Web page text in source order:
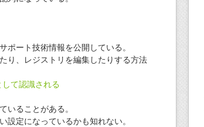
ート技術情報を公開している。
り、レジストリを編集したりする方法
て認識される
いることがある。
定になっているかも知れない。